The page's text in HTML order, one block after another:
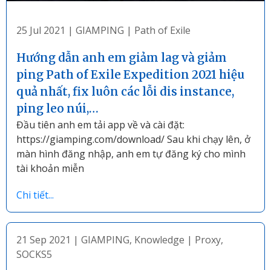
25 Jul 2021 | GIAMPING | Path of Exile
Hướng dẫn anh em giảm lag và giảm
ping Path of Exile Expedition 2021 hiệu
quả nhất, fix luôn các lỗi dis instance,
ping leo núi,…
Đầu tiên anh em tải app về và cài đặt:
https://giamping.com/download/ Sau khi chạy lên, ở
màn hình đăng nhập, anh em tự đăng ký cho mình
tài khoản miễn
Chi tiết...
21 Sep 2021 | GIAMPING, Knowledge | Proxy,
SOCKS5